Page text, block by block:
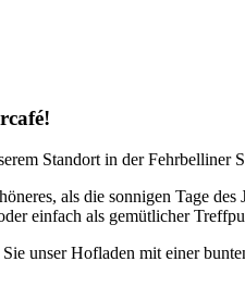
Standort in der
als die sonnigen Tage
einfach als gemütlicher
unser Hofladen mit einer